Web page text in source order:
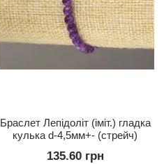
Браслет Лепідоліт (іміт.) гладка
кулька d-4,5мм+- (стрейч)
135.60 грн